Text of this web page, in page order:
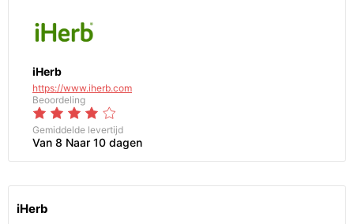
iHerb
https://www.iherb.com
Beoordeling
Gemiddelde levertijd
Van 8 Naar 10 dagen
iHerb